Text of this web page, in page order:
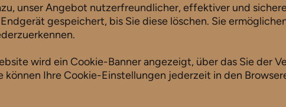
unser Angebot nutzerfreundlicher, effektiver und
gespeichert, bis Sie diese löschen. Sie
wird ein Cookie-Banner angezeigt, über das Sie der
können Ihre Cookie-Einstellungen jederzeit in den